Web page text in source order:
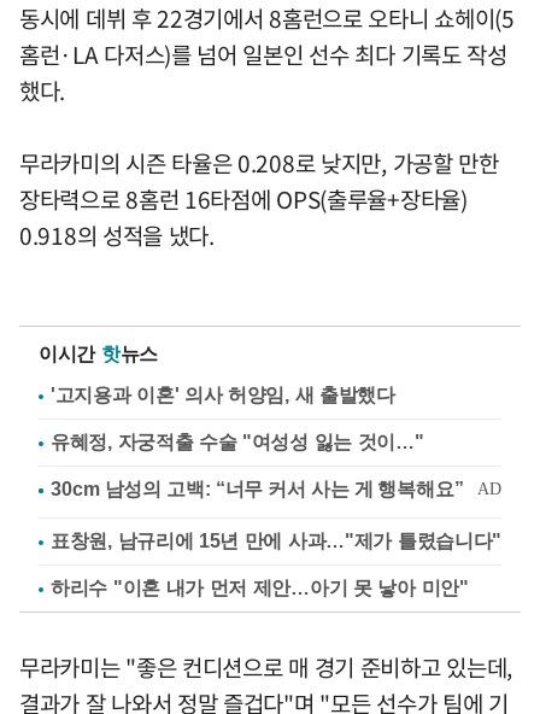
동시에 데뷔 후 22경기에서 8홈런으로 오타니 쇼헤이(5
홈런·LA 다저스)를 넘어 일본인 선수 최다 기록도 작성
했다.
무라카미의 시즌 타율은 0.208로 낮지만, 가공할 만한
장타력으로 8홈런 16타점에 OPS(출루율+장타율)
0.918의 성적을 냈다.
이시간 핫뉴스
'고지용과 이혼' 의사 허양임, 새 출발했다
유혜정, 자궁적출 수술 "여성성 잃는 것이…"
표창원, 남규리에 15년 만에 사과…"제가 틀렸습니다"
하리수 "이혼 내가 먼저 제안…아기 못 낳아 미안"
무라카미는 "좋은 컨디션으로 매 경기 준비하고 있는데,
결과가 잘 나와서 정말 즐겁다"며 "모든 선수가 팀에 기